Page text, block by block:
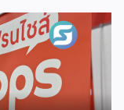
–
คอร์ปอเรชั่น
ะเทศของ “ชายสี่
และเริ่มมองหา
นของการเปิด
นของการขยายไป